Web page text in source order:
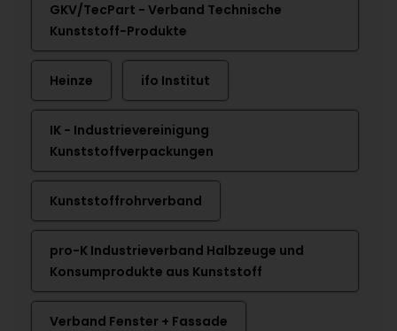
GKV/TecPart - Verband Technische
Kunststoff-Produkte
Heinze ifo Institut
IK - Industrievereinigung
Kunststoffverpackungen
Kunststoffrohrverband
pro-K Industrieverband Halbzeuge und
Konsumprodukte aus Kunststoff
Verband Fenster + Fassade